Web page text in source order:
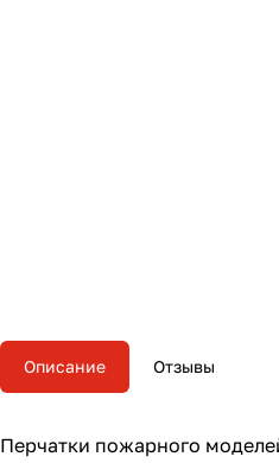
Описание Отзывы
Перчатки пожарного